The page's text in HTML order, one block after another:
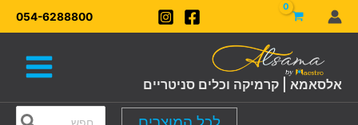
דילוג
לתוכן
054-6288800
אלסאמא | קרמיקה וכלים סניטריים